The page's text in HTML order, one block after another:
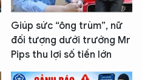
Giúp sức “ông trùm”, nữ
đối tượng dưới trướng Mr
Pips thu lợi số tiền lớn